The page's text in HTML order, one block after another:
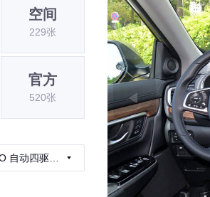
空间
229张
官方
520张
自动四驱尊